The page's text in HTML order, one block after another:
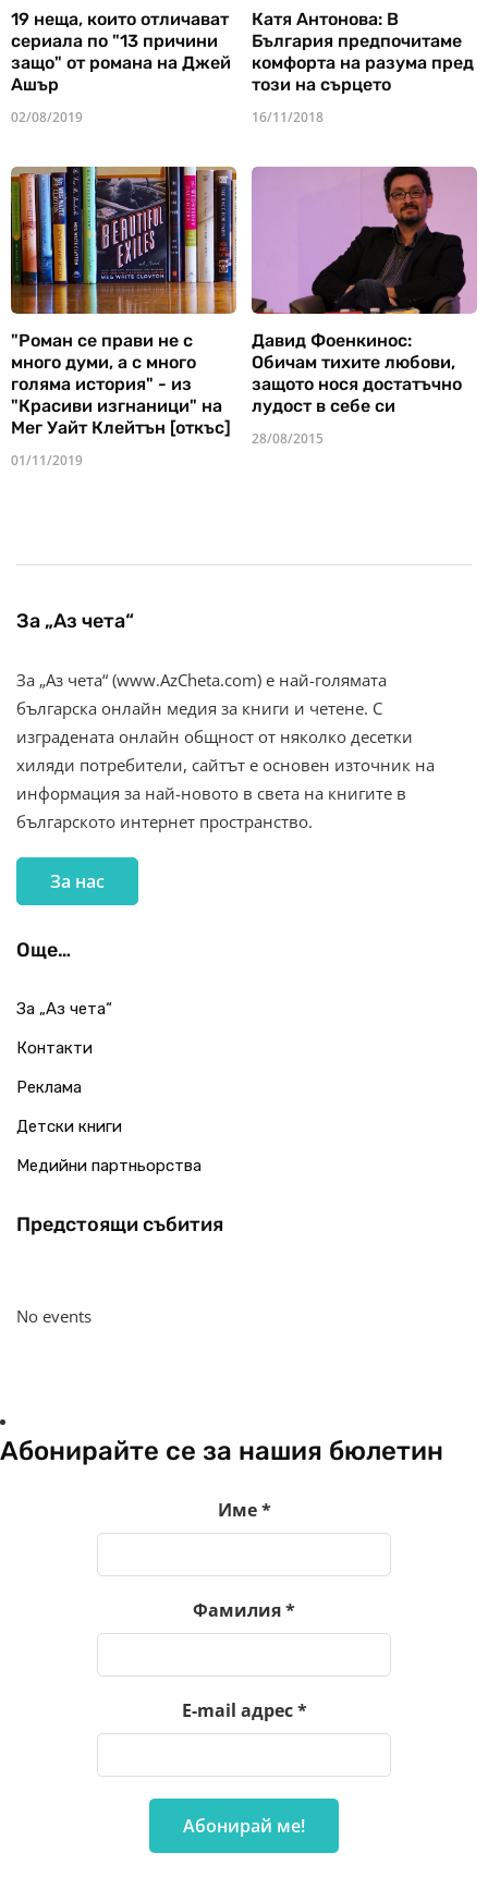
19 неща, които отличават
сериала по "13 причини
защо" от романа на Джей
Ашър
02/08/2019
Катя Антонова: В
България предпочитаме
комфорта на разума пред
този на сърцето
16/11/2018
"Роман се прави не с
много думи, а с много
голяма история" - из
"Красиви изгнаници" на
Мег Уайт Клейтън [откъс]
01/11/2019
Давид Фоенкинос:
Обичам тихите любови,
защото нося достатъчно
лудост в себе си
28/08/2015
За „Аз чета“
За „Аз чета“ (www.AzCheta.com) е най-голямата
българска онлайн медия за книги и четене. С
изградената онлайн общност от няколко десетки
хиляди потребители, сайтът е основен източник на
информация за най-новото в света на книгите в
българското интернет пространство.
За нас
Още…
За „Аз чета“
Контакти
Реклама
Детски книги
Медийни партньорства
Предстоящи събития
No events
Абонирайте се за нашия бюлетин
Име*
Фамилия*
E-mail адрес*